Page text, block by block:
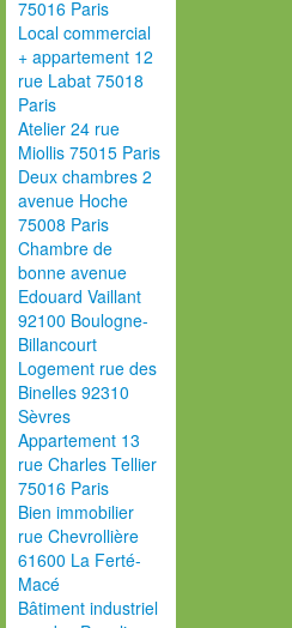
75016 Paris
Local commercial
+ appartement 12
rue Labat 75018
Paris
Atelier 24 rue
Miollis 75015 Paris
Deux chambres 2
avenue Hoche
75008 Paris
Chambre de
bonne avenue
Edouard Vaillant
92100 Boulogne-
Billancourt
Logement rue des
Binelles 92310
Sèvres
Appartement 13
rue Charles Tellier
75016 Paris
Bien immobilier
rue Chevrollière
61600 La Ferté-
Macé
Bâtiment industriel